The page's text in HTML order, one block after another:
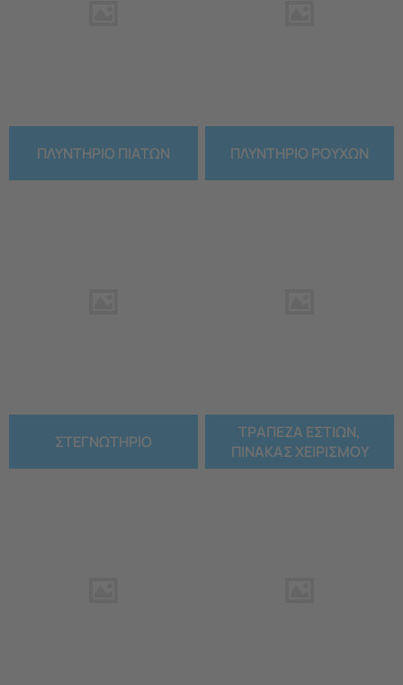
ΠΛΥΝΤΗΡΙΟ ΠΙΑΤΩΝ ΠΛΥΝΤΗΡΙΟ ΡΟΥΧΩΝ
ΣΤΕΓΝΩΤΗΡΙΟ
ΤΡΑΠΕΖΑ ΕΣΤΙΩΝ,
ΠΙΝΑΚΑΣ ΧΕΙΡΙΣΜΟΥ